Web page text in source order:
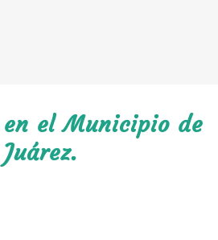
el Municipio de